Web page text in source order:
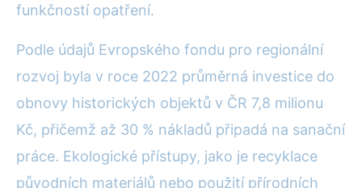
funkčností opatření.
Podle údajů Evropského fondu pro regionální
rozvoj byla v roce 2022 průměrná investice do
obnovy historických objektů v ČR 7,8 milionu
Kč, přičemž až 30 % nákladů připadá na sanační
práce. Ekologické přístupy, jako je recyklace
původních materiálů nebo použití přírodních